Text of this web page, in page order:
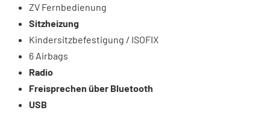
ZV Fernbedienung
Sitzheizung
Kindersitzbefestigung / ISOFIX
6 Airbags
Radio
Freisprechen über Bluetooth
USB